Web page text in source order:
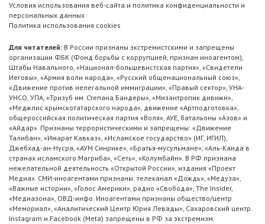
Условия использования веб-сайта и политика конфиденциальности и
персональных данных
Политика использования cookies
Для читателей: В России признаны экстремистскими и запрещены
организации ФБК (Фонд борьбы с коррупцией, признан иноагентом),
Штабы Навального, «Национал-большевистская партия», «Свидетели
Иеговы», «Армия воли народа», «Русский общенациональный союз»,
«Движение против нелегальной иммиграции», «Правый сектор», УНА-
УНСО, УПА, «Тризуб им. Степана Бандеры», «Мизантропик дивижн»,
«Меджлис крымскотатарского народа», движение «Артподготовка»,
общероссийская политическая партия «Воля», АУЕ, батальоны «Азов» и
«Айдар». Признаны террористическими и запрещены: «Движение
Талибан», «Имарат Кавказ», «Исламское государство» (ИГ, ИГИЛ),
Джебхад-ан-Нусра, «АУМ Синрике», «Братья-мусульмане», «Аль-Каида в
странах исламского Магриба», «Сеть», «Колумбайн». В РФ признана
нежелательной деятельность «Открытой России», издания «Проект
Медиа». СМИ-иноагентами признаны: телеканал «Дождь», «Медуза»,
«Важные истории», «Голос Америки», радио «Свобода», The Insider,
«Медиазона», ОВД-инфо. Иноагентами признаны общество/центр
«Мемориал», «Аналитический Центр Юрия Левады», Сахаровский центр.
Instagram и Facebook (Metа) запрещены в РФ за экстремизм.